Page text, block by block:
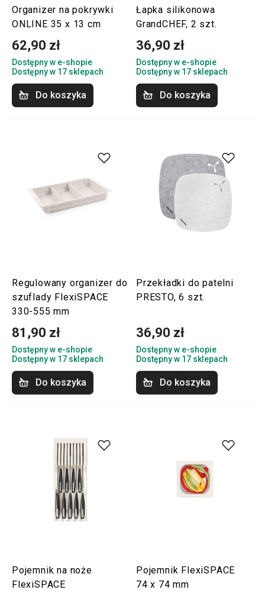
Organizer na pokrywki
ONLINE 35 x 13 cm
62,90 zł
Dostępny w e-shopie
Dostępny w 17 sklepach
Do koszyka
Łapka silikonowa
GrandCHEF, 2 szt.
36,90 zł
Dostępny w e-shopie
Dostępny w 17 sklepach
Do koszyka
Regulowany organizer do
szuflady FlexiSPACE
330-555 mm
81,90 zł
Dostępny w e-shopie
Dostępny w 17 sklepach
Do koszyka
Przekładki do patelni
PRESTO, 6 szt.
36,90 zł
Dostępny w e-shopie
Dostępny w 17 sklepach
Do koszyka
Pojemnik na noże
FlexiSPACE
Pojemnik FlexiSPACE
74 x 74 mm